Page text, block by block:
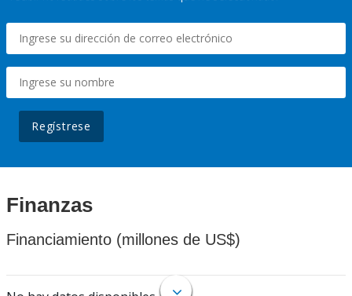
Regístrese
Finanzas
Financiamiento (millones de US$)